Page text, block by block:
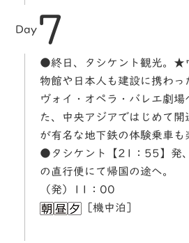
Day 7
●終日、タシケント観光。★
物館や日本人も建設に携わ
ヴォイ・オペラ・バレエ劇場
た、中央アジアではじめて
が有名な地下鉄の体験乗車も
●タシケント【21：55】発
の直行便にて帰国の途へ。
（発）11：00
［機中泊］